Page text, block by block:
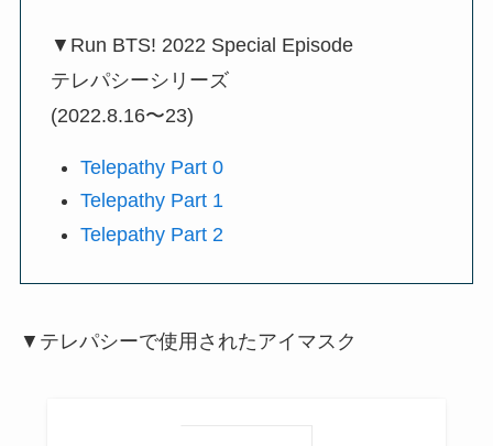
▼Run BTS! 2022 Special Episode
テレパシーシリーズ
(2022.8.16〜23)
Telepathy Part 0
Telepathy Part 1
Telepathy Part 2
▼テレパシーで使用されたアイマスク